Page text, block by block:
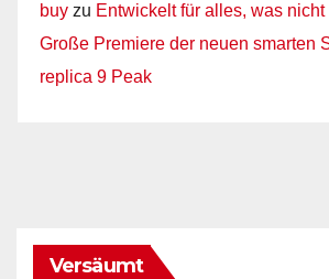
buy zu Entwickelt für alles, was nicht
Große Premiere der neuen smarten
replica 9 Peak
Versäumt